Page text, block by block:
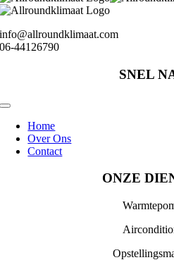
info@allroundklimaat.com
06-44126790
SNEL
Toggle
NavigationHome
Over Ons
Contact
ONZE